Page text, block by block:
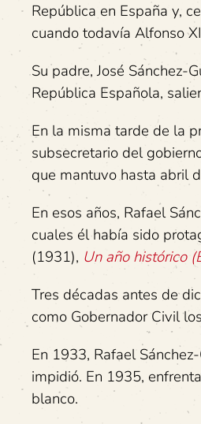
República en España y,
cuando todavía Alfonso
Su padre, José Sánchez-
República Española,
En la misma tarde de la
subsecretario del
que mantuvo hasta abril
En esos años, Rafael
cuales él había sido
(1931), Un año histórico
Tres décadas antes de
como Gobernador Civil
En 1933, Rafael
impidió. En 1935,
blanco.